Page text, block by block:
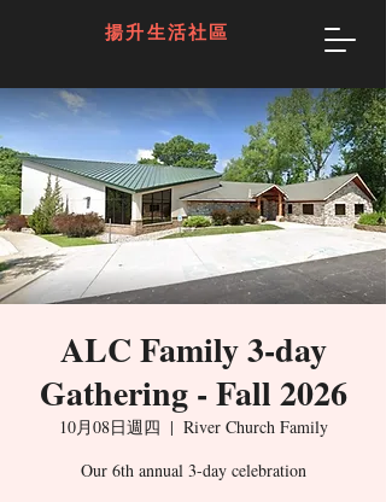
揚升生活社區
ALC Family 3-day
Gathering - Fall 2026
10月08日週四
  |
River Church Family
Our 6th annual 3-day celebration